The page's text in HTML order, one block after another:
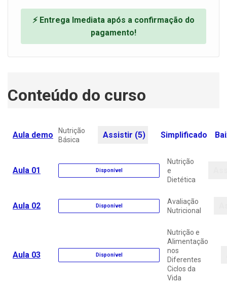
⚡ Entrega Imediata após a confirmação do
pagamento!
Conteúdo do curso
Aula demo
Nutrição
Básica
Assistir (5) Simplificado
Aula 01 Disponível
Nutrição
e
Dietética
Aula 02 Disponível
Avaliação
Nutricional
Aula 03 Disponível
Nutrição e
Alimentação
nos
Diferentes
Ciclos da
Vida